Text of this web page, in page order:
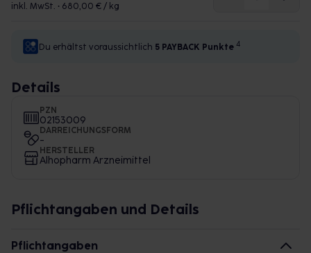
inkl. MwSt. • 680,00 € / kg
Du erhältst voraussichtlich 5 PAYBACK Punkte 4
Details
PZN
02153009
DARREICHUNGSFORM
-
HERSTELLER
Alhopharm Arzneimittel
Pflichtangaben und Details
Pflichtangaben